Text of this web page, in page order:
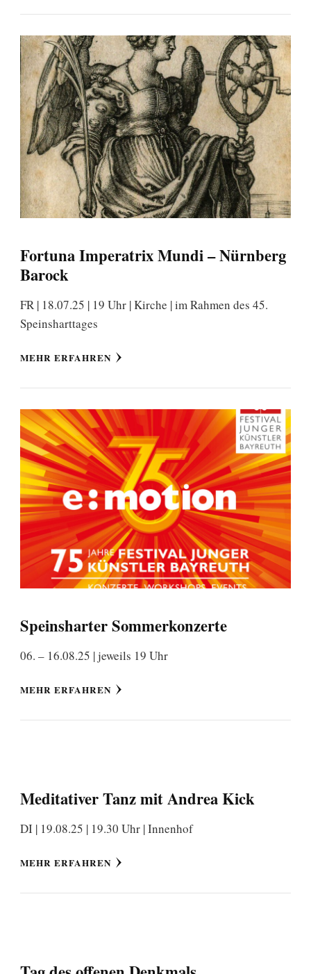
Fortuna Imperatrix Mundi – Nürnberg
Barock
FR | 18.07.25 | 19 Uhr | Kirche | im Rahmen des 45.
Speinsharttages
MEHR ERFAHREN
Speinsharter Sommerkonzerte
06. – 16.08.25 | jeweils 19 Uhr
MEHR ERFAHREN
Meditativer Tanz mit Andrea Kick
DI | 19.08.25 | 19.30 Uhr | Innenhof
MEHR ERFAHREN